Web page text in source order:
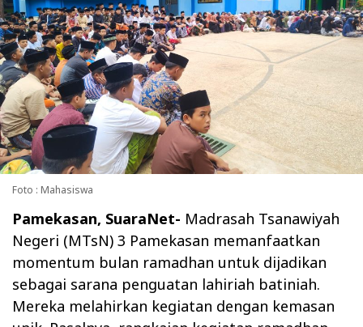
Foto : Mahasiswa
Pamekasan, SuaraNet- Madrasah Tsanawiyah
Negeri (MTsN) 3 Pamekasan memanfaatkan
momentum bulan ramadhan untuk dijadikan
sebagai sarana penguatan lahiriah batiniah.
Mereka melahirkan kegiatan dengan kemasan